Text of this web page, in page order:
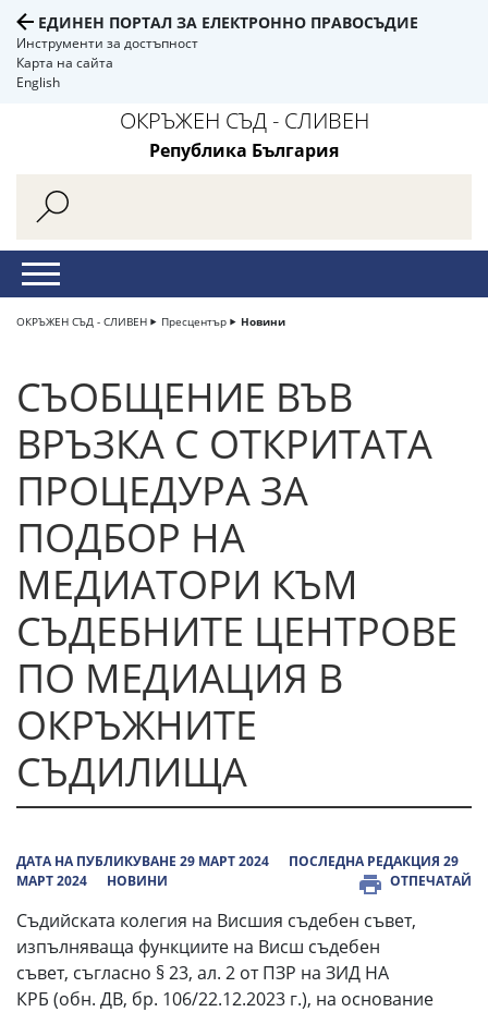
ЕДИНЕН ПОРТАЛ ЗА ЕЛЕКТРОННО ПРАВОСЪДИЕ
Инструменти за достъпност
Карта на сайта
English
ОКРЪЖЕН СЪД - СЛИВЕН
Република България
ОКРЪЖЕН СЪД - СЛИВЕН Пресцентър Новини
СЪОБЩЕНИЕ ВЪВ
ВРЪЗКА С ОТКРИТАТА
ПРОЦЕДУРА ЗА
ПОДБОР НА
МЕДИАТОРИ КЪМ
СЪДЕБНИТЕ ЦЕНТРОВЕ
ПО МЕДИАЦИЯ В
ОКРЪЖНИТЕ
СЪДИЛИЩА
ДАТА НА ПУБЛИКУВАНЕ 29 МАРТ 2024
ПОСЛЕДНА РЕДАКЦИЯ 29
МАРТ 2024
НОВИНИ ОТПЕЧАТАЙ
Съдийската колегия на Висшия съдебен съвет,
изпълняваща функциите на Висш съдебен
съвет, съгласно § 23, ал. 2 от ПЗР на ЗИД НА
КРБ (обн. ДВ, бр. 106/22.12.2023 г.), на основание